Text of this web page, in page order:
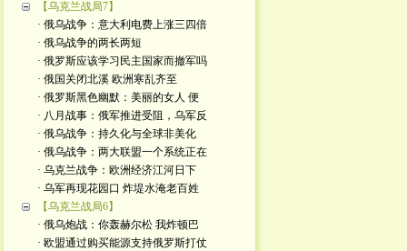
【乌克兰战局7】
· 俄乌战争：意大利电费上涨三四倍
· 俄乌战争的两长两短
· 俄罗斯应该学习民主国家而撤军吗
· 俄国关闭北溪 欧洲寒乱齐至
· 俄罗斯黑色幽默：美丽的女人 便
· 八月战事：俄军推进受阻，乌军反
· 俄乌战争：持久化与全球非美化
· 俄乌战争：两大联盟一个系统正在
· 乌克兰战争：欧洲经济江河日下
· 乌军再现花园口 炸堤水淹老百姓
【乌克兰战局6】
· 俄乌炮战：你轰赫尔松 我炸顿巴
· 欧盟通过购买能源支持俄罗斯打仗